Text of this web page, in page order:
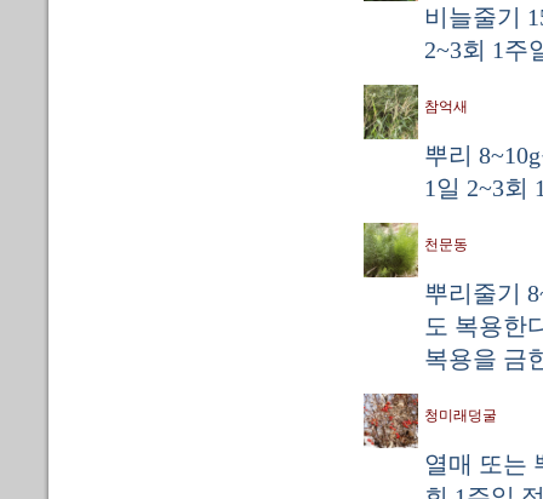
비늘줄기
2~3회 1주
참억새
뿌리
1일 2~3회
천문동
뿌리줄기
도 복용한
복용을 금
청미래덩굴
열매 또는